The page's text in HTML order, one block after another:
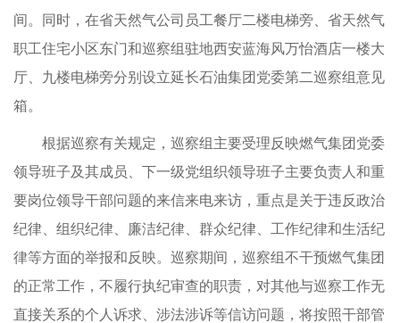
间。同时，在省天然气公司员工餐厅二楼电梯旁、省天然气
职工住宅小区东门和巡察组驻地西安蓝海风万怡酒店一楼大
厅、九楼电梯旁分别设立延长石油集团党委第二巡察组意见
箱。
根据巡察有关规定，巡察组主要受理反映燃气集团党委
领导班子及其成员、下一级党组织领导班子主要负责人和重
要岗位领导干部问题的来信来电来访，重点是关于违反政治
纪律、组织纪律、廉洁纪律、群众纪律、工作纪律和生活纪
律等方面的举报和反映。巡察期间，巡察组不干预燃气集团
的正常工作，不履行执纪审查的职责，对其他与巡察工作无
直接关系的个人诉求、涉法涉诉等信访问题，将按照干部管